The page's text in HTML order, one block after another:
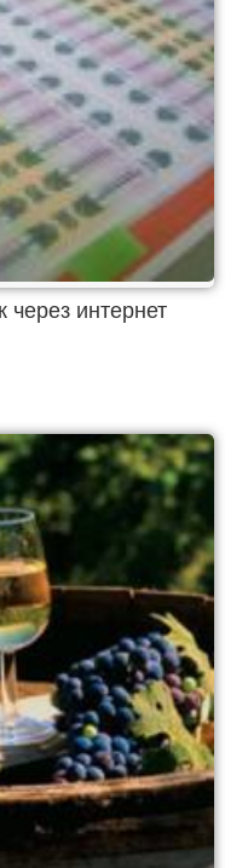
через интернет